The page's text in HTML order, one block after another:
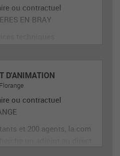
ou contractuel
EN BRAY
D'ANIMATION
ou contractuel
et 200 agents, la com